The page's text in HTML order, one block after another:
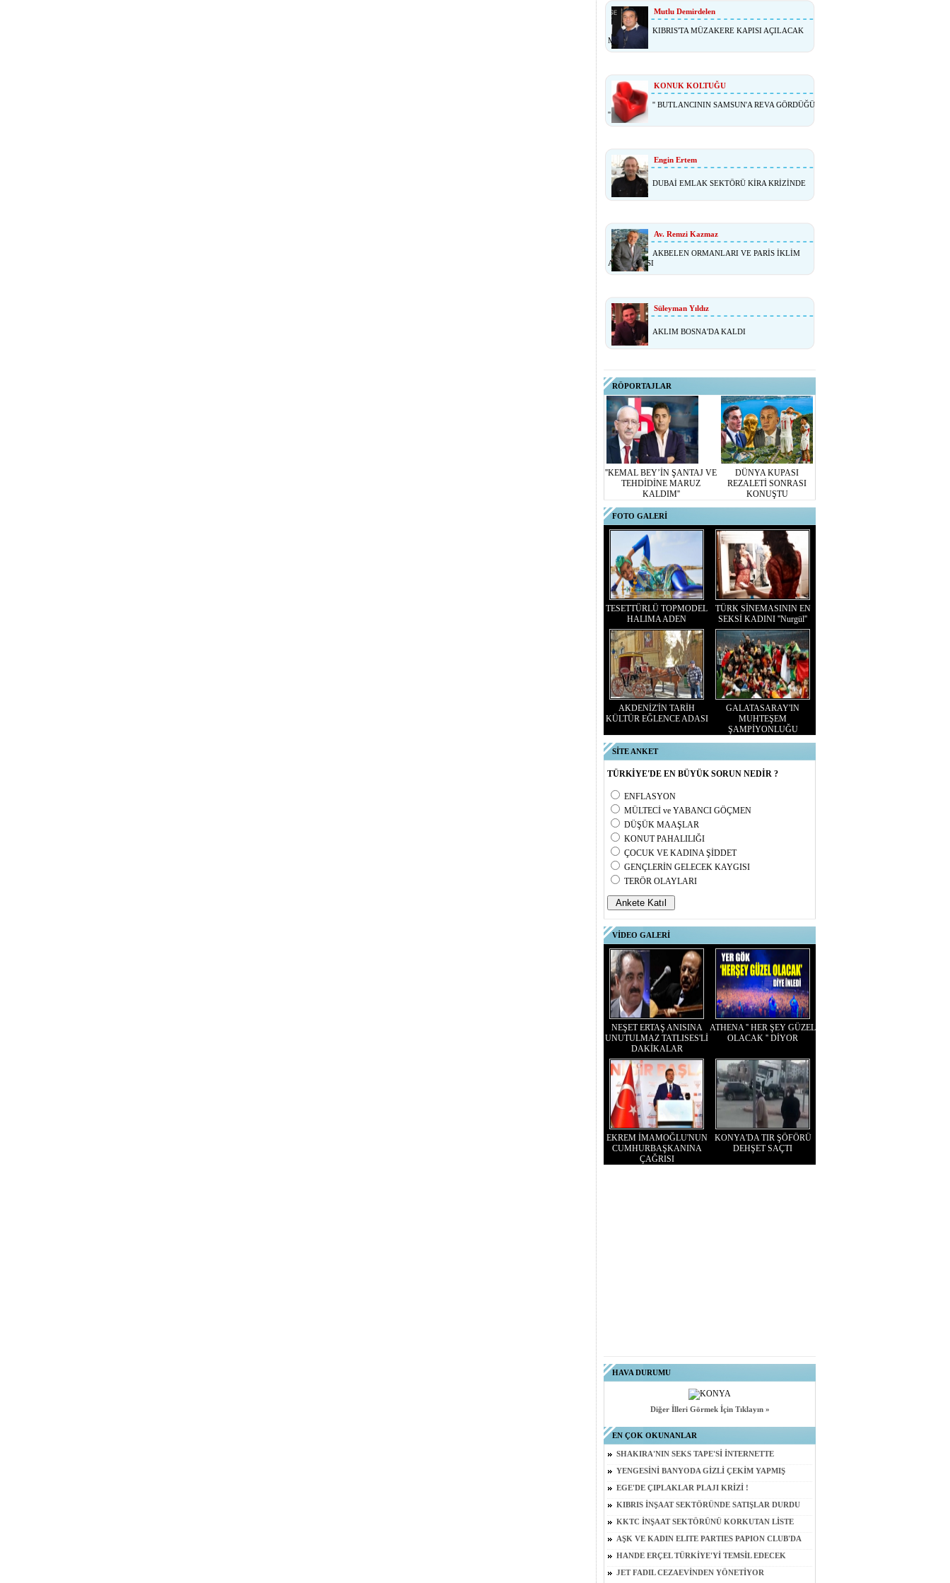
Mutlu Demirdelen
KIBRIS'TA MÜZAKERE KAPISI AÇILACAK
MI?
KONUK KOLTUĞU
'' BUTLANCININ SAMSUN'A REVA GÖRDÜĞÜ
''
Engin Ertem
DUBAİ EMLAK SEKTÖRÜ KİRA KRİZİNDE
Av. Remzi Kazmaz
AKBELEN ORMANLARI VE PARİS İKLİM
ANLAŞMASI
Süleyman Yıldız
AKLIM BOSNA'DA KALDI
RÖPORTAJLAR
''KEMAL BEY’İN ŞANTAJ VE
TEHDİDİNE MARUZ
KALDIM''
DÜNYA KUPASI
REZALETİ SONRASI
KONUŞTU
FOTO GALERİ
TESETTÜRLÜ TOPMODEL
HALIMA ADEN
TÜRK SİNEMASININ EN
SEKSİ KADINI ''Nurgül''
AKDENİZ'İN TARİH
KÜLTÜR EĞLENCE ADASI
GALATASARAY'IN
MUHTEŞEM
ŞAMPİYONLUĞU
SİTE ANKET
TÜRKİYE'DE EN BÜYÜK SORUN NEDİR ?
ENFLASYON
MÜLTECİ ve YABANCI GÖÇMEN
DÜŞÜK MAAŞLAR
KONUT PAHALILIĞI
ÇOCUK VE KADINA ŞİDDET
GENÇLERİN GELECEK KAYGISI
TERÖR OLAYLARI
VİDEO GALERİ
NEŞET ERTAŞ ANISINA
UNUTULMAZ TATLISES'Lİ
DAKİKALAR
ATHENA '' HER ŞEY GÜZEL
OLACAK '' DİYOR
EKREM İMAMOĞLU'NUN
CUMHURBAŞKANINA
ÇAĞRISI
KONYA'DA TIR ŞÖFÖRÜ
DEHŞET SAÇTI
HAVA DURUMU
Diğer İlleri Görmek İçin Tıklayın »
EN ÇOK OKUNANLAR
SHAKIRA'NIN SEKS TAPE'Sİ İNTERNETTE
YENGESİNİ BANYODA GİZLİ ÇEKİM YAPMIŞ
EGE'DE ÇIPLAKLAR PLAJI KRİZİ !
KIBRIS İNŞAAT SEKTÖRÜNDE SATIŞLAR DURDU
KKTC İNŞAAT SEKTÖRÜNÜ KORKUTAN LİSTE
AŞK VE KADIN ELITE PARTIES PAPION CLUB'DA
HANDE ERÇEL TÜRKİYE'Yİ TEMSİL EDECEK
JET FADIL CEZAEVİNDEN YÖNETİYOR